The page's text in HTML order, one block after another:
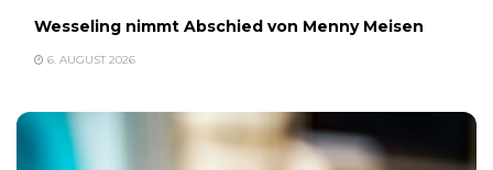
Wesseling nimmt Abschied von Menny Meisen
6. AUGUST 2026